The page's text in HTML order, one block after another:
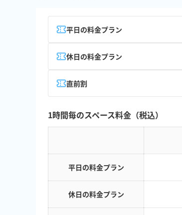
平日の料金プラン
休日の料金プラン
直前割
1時間毎のスペース料金（税込）
平日の料金プラン
休日の料金プラン